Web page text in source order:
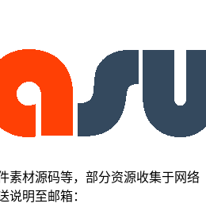
素材源码等，部分资源收集于网络
说明至邮箱：